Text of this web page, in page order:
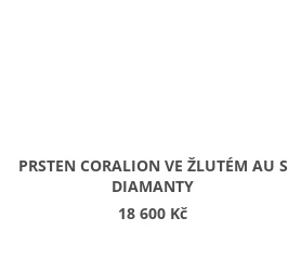
PRSTEN CORALION VE ŽLUTÉM AU S
DIAMANTY
18 600 Kč